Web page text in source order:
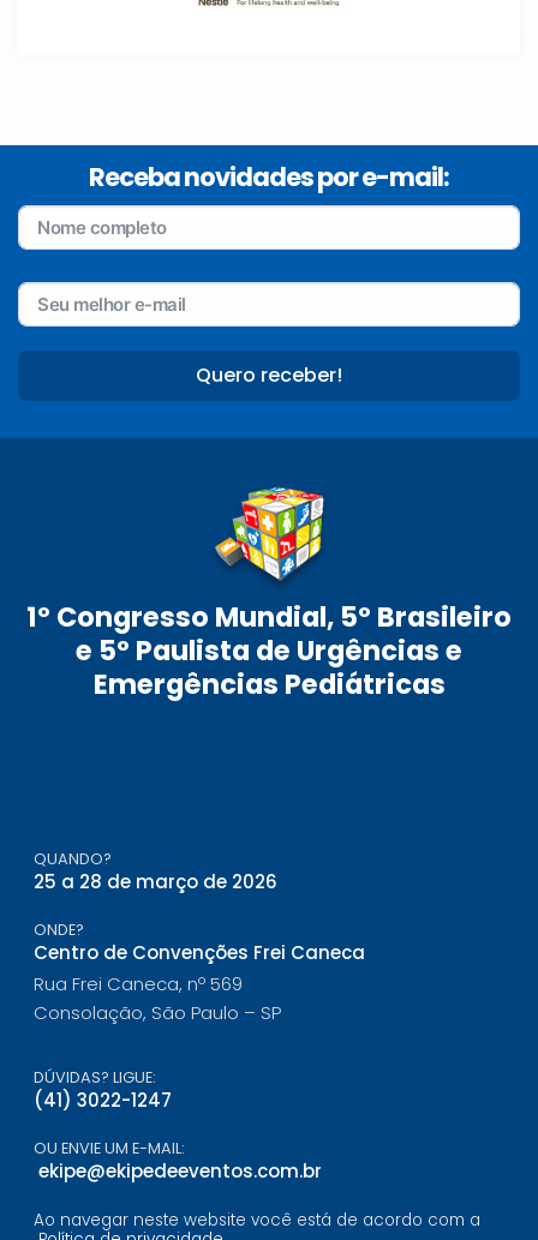
Receba novidades por e-mail:
Quero receber!
1º Congresso Mundial, 5º Brasileiro
e 5º Paulista de Urgências e
Emergências Pediátricas
QUANDO?
25 a 28 de março de 2026
ONDE?
Centro de Convenções Frei Caneca
Rua Frei Caneca, nº 569
Consolação, São Paulo – SP
DÚVIDAS? LIGUE:
(41) 3022-1247
OU ENVIE UM E-MAIL:
ekipe@ekipedeeventos.com.br
Ao navegar neste website você está de acordo com a